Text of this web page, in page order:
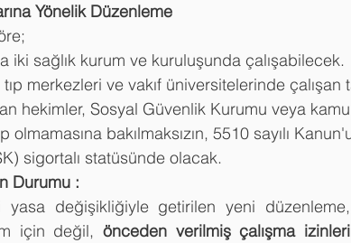
Yönelik Düzenleme
iki sağlık kurum ve kuruluşunda çalışabilecek.
merkezleri ve vakıf üniversitelerinde çalışan
hekimler, Sosyal Güvenlik Kurumu veya
olmamasına bakılmaksızın, 5510 sayılı
sigortalı statüsünde olacak.
Durumu :
değişikliğiyle getirilen yeni
için değil, önceden verilmiş çalışma